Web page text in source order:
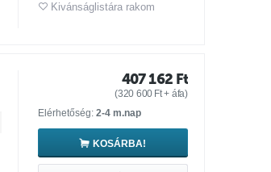
Kivánságlistára rakom
407 162 Ft
(320 600 Ft+ áfa)
Elérhetőség: 2-4 m.nap
KOSÁRBA!